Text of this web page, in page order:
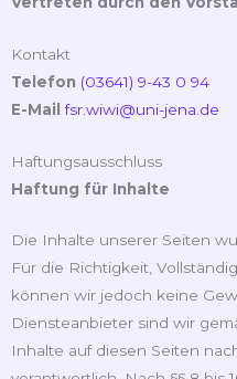
Kontakt
Telefon (03641) 9-43 0 94
E-Mail fsr.wiwi@uni-jena.de
Haftungsausschluss
Haftung für Inhalte
Die Inhalte unserer Seiten
Für die Richtigkeit,
können wir jedoch keine
Diensteanbieter sind wir
Inhalte auf diesen Seiten